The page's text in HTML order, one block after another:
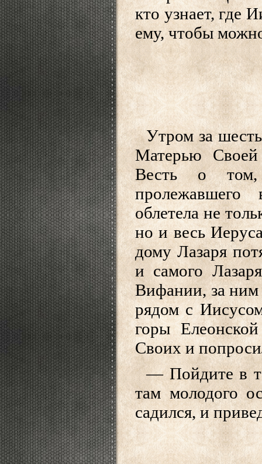
кто узнает, где
ему, чтобы
Утром за
Матерью
Весть о том,
облетела не
но и весь
дому Лазаря
и самого
Вифании, за ним
рядом с
горы
Своих и
— Пойдите в
там молодого
садился, и